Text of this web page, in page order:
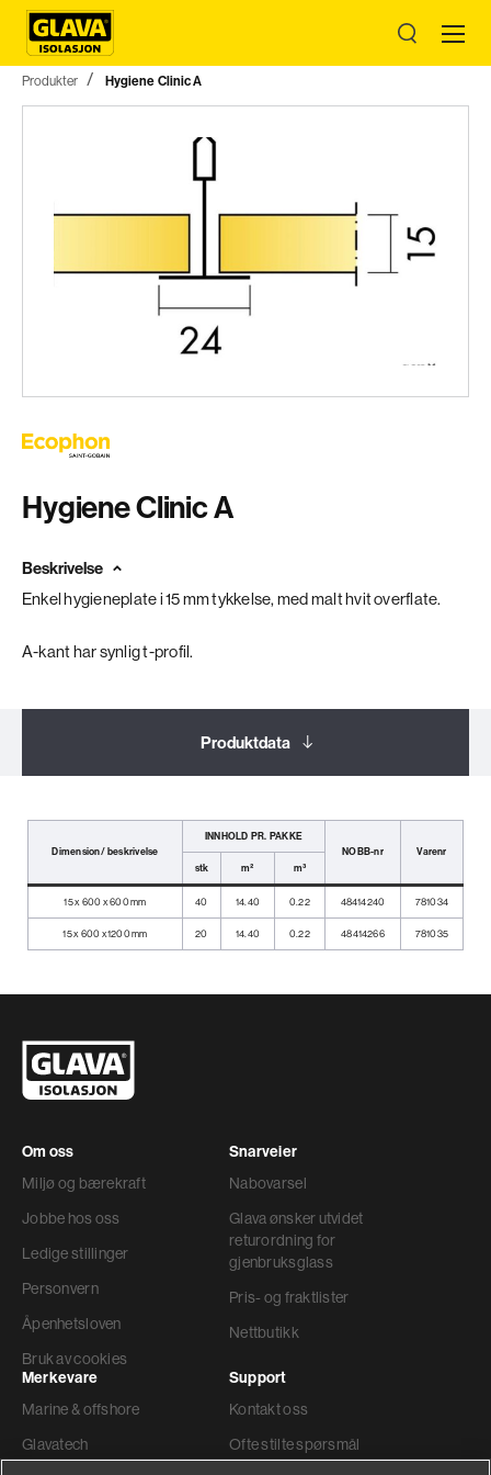
Produkter Hygiene Clinic A
Hygiene Clinic A
Beskrivelse
Enkel hygieneplate i 15 mm tykkelse, med malt hvit overflate.
A-kant har synlig t-profil.
Produktdata
Relaterte produkter
Dimension/ beskrivelse
INNHOLD PR. PAKKE
NOBB-nr
Varenr
stk
m² m³
15 x 600 x 600 mm 40 14.40 0.22 48414240 781034
15 x 600 x1200 mm 20 14.40 0.22 48414266 781035
Om oss
Miljø og bærekraft
Jobbe hos oss
Ledige stillinger
Personvern
Åpenhetsloven
Bruk av cookies
Snarveier
Nabovarsel
Glava ønsker utvidet
returordning for
gjenbruksglass
Pris- og fraktlister
Nettbutikk
Merkevare
Marine & offshore
Glavatech
Support
Kontakt oss
Ofte stilte spørsmål